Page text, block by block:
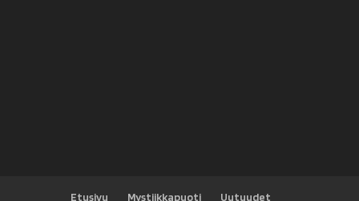
Etusivu Mystiikkapuoti Uutuudet